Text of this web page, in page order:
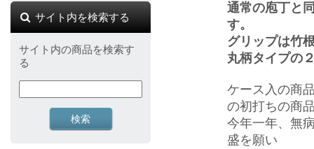
通常の庖丁と
す。
グリップは竹
丸柄タイプの
ケース入の商
の初打ちの商
今年一年、無
盛を願い
サイト内を検索する
サイト内の商品を検索す
る